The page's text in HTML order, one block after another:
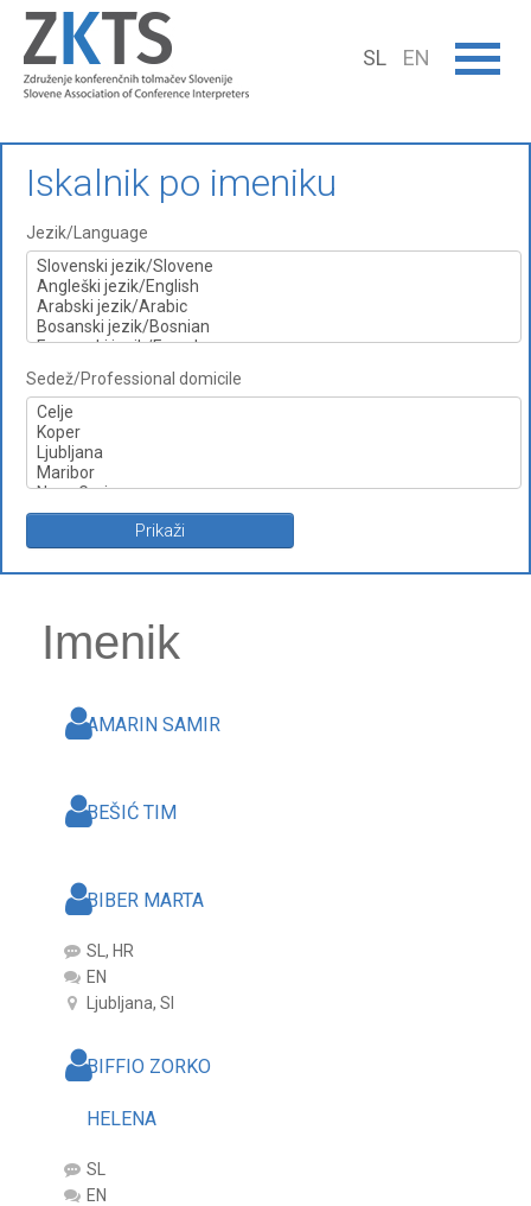
SL EN
Iskalnik po imeniku
Jezik/Language
Sedež/Professional domicile
Imenik
AMARIN SAMIR
BEŠIĆ TIM
BIBER MARTA
SL, HR
EN
Ljubljana, SI
BIFFIO ZORKO
HELENA
SL
EN